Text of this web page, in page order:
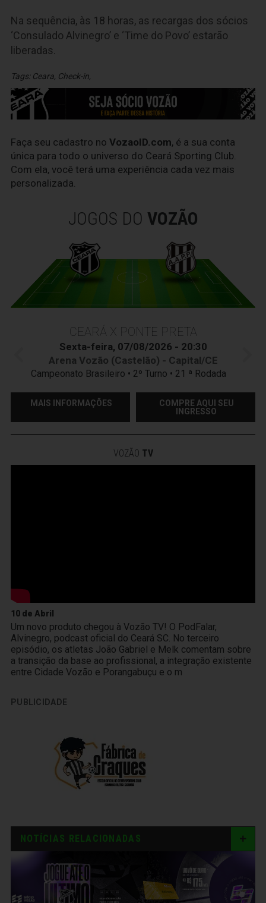
Na sequência, às 18 horas, as recargas dos sócios
‘Consulado Alvinegro’ e ‘Time do Povo’ estarão
liberadas.
Tags: Ceara Check-in
Faça seu cadastro no VozaoID.com, é a sua conta
única para todo o universo do Ceará Sporting Club.
Com ela, você terá uma experiência cada vez mais
personalizada.
JOGOS DO VOZÃO
CEARÁ X PONTE PRETA
Sexta-feira, 07/08/2026 - 20:30
Arena Vozão (Castelão) - Capital/CE
Campeonato Brasileiro • 2º Turno • 21 ª Rodada
MAIS INFORMAÇÕES
COMPRE AQUI SEU
INGRESSO
VOZÃO TV
10 de Abril
Um novo produto chegou à Vozão TV! O PodFalar,
Alvinegro, podcast oficial do Ceará SC. No terceiro
episódio, os atletas João Gabriel e Melk comentam sobre
a transição da base ao profissional, a integração existente
entre Cidade Vozão e Porangabuçu e o m
PUBLICIDADE
NOTÍCIAS RELACIONADAS